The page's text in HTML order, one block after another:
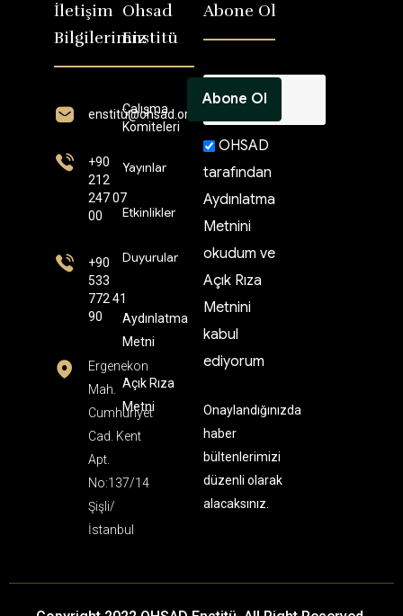
İletişim
Bilgilerimiz
enstitü@ohsad.org
+90
212
247 07
00
+90
533
772 41
90
Ergenekon
Mah.
Cumhuriyet
Cad. Kent
Apt.
No:137/14
Şişli/
İstanbul
Ohsad
Enstitü
Çalışma
Komiteleri
Yayınlar
Etkinlikler
Duyurular
Aydınlatma
Metni
Açık Rıza
Metni
Abone Ol
OHSAD
tarafından
Aydınlatma
Metnini
okudum ve
Açık Rıza
Metnini
kabul
ediyorum
Onaylandığınızda
haber
bültenlerimizi
düzenli olarak
alacaksınız.